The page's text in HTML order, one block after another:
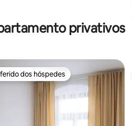
privativos
dos hóspedes
dos hóspedes